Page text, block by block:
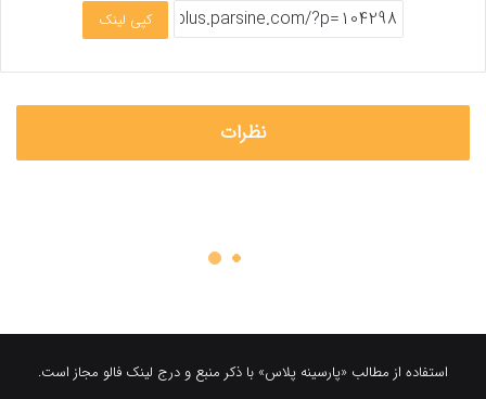
کپی لینک
نظرات
استفاده از مطالب «پارسینه پلاس» با ذکر منبع و درج لینک فالو مجاز است.